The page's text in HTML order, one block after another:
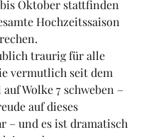
Oktober stattfinden
Hochzeitssaison
traurig für alle
vermutlich seit dem
auf Wolke 7 schweben –
auf dieses
– und es ist dramatisch